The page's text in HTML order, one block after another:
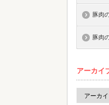
豚肉
豚肉
アーカイ